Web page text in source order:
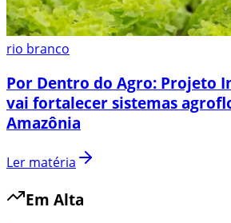
rio branco
Por Dentro do Agro: Projeto
vai fortalecer sistemas
Amazônia
Ler matéria
Em Alta